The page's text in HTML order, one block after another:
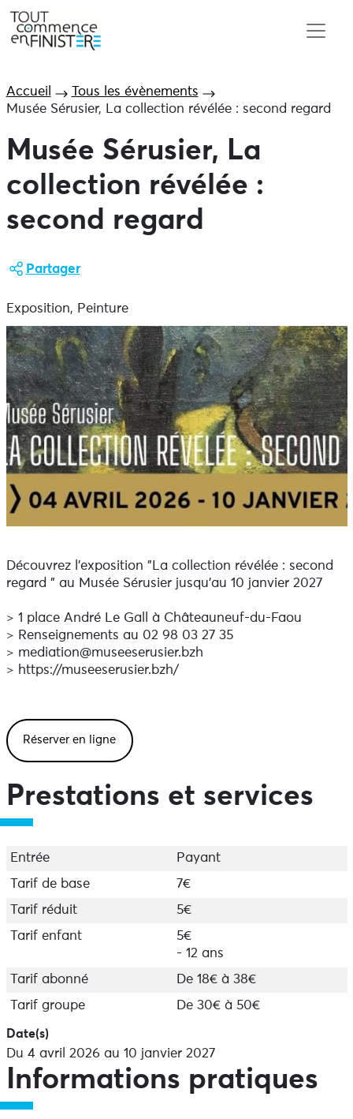
Accueil
Tous les évènements
Musée Sérusier, La collection révélée : second regard
Musée Sérusier, La
collection révélée :
second regard
Partager
Exposition, Peinture
Découvrez l'exposition "La collection révélée : second
regard " au Musée Sérusier jusqu'au 10 janvier 2027
> 1 place André Le Gall à Châteauneuf-du-Faou
> Renseignements au 02 98 03 27 35
> mediation@museeserusier.bzh
> https://museeserusier.bzh/
Réserver en ligne
Prestations et services
Entrée
Payant
Tarif de base
7€
Tarif réduit
5€
Tarif enfant
5€
- 12 ans
Tarif abonné
De 18€ à 38€
Tarif groupe
De 30€ à 50€
Date(s)
Du 4 avril 2026 au 10 janvier 2027
Informations pratiques